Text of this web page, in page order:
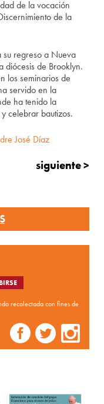
de la vocación
de la
su regreso a Nueva
diócesis de Brooklyn.
los seminarios de
servido en la
ha tenido la
celebrar bautizos.
José Díaz
siguiente >
recolectada con fines de